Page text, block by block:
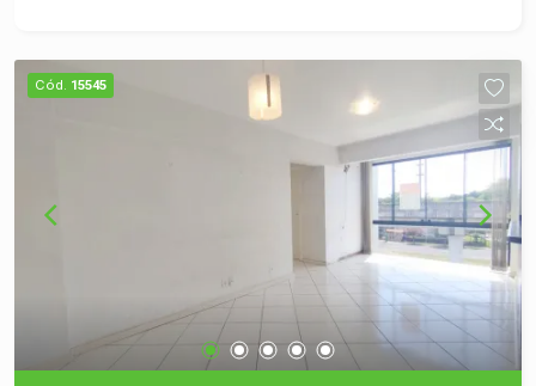
Cód. 15545